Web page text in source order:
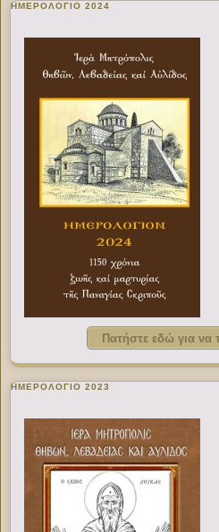
ΗΜΕΡΟΛΟΓΙΟ 2024
Πατήστε εδώ για να
ΗΜΕΡΟΛΟΓΙΟ 2023